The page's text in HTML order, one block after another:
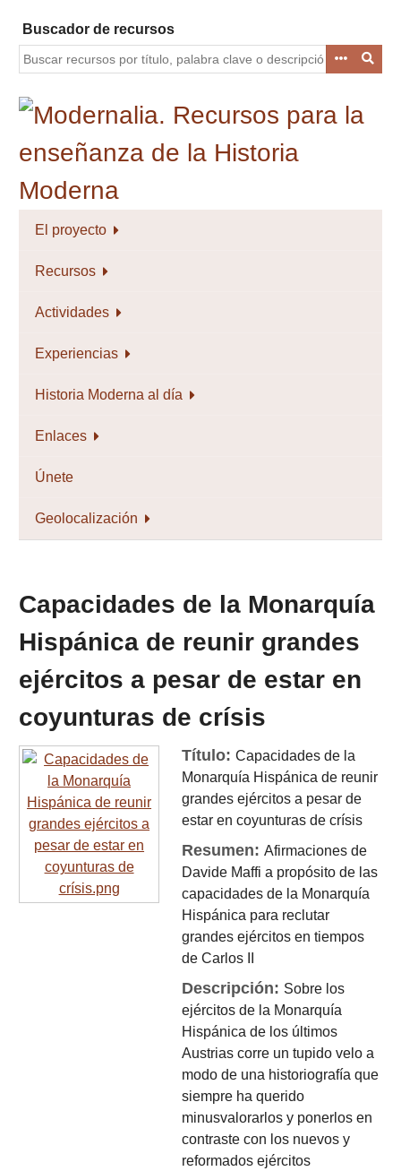
contenido
principal
Buscador de recursos
El proyecto
Recursos
Actividades
Experiencias
Historia Moderna al día
Enlaces
Únete
Geolocalización
Capacidades de la Monarquía
Hispánica de reunir grandes
ejércitos a pesar de estar en
coyunturas de crísis
Título:Capacidades de la
Monarquía Hispánica de reunir
grandes ejércitos a pesar de
estar en coyunturas de crísis
Resumen:Afirmaciones de
Davide Maffi a propósito de las
capacidades de la Monarquía
Hispánica para reclutar
grandes ejércitos en tiempos
de Carlos II
Descripción: Sobre los
ejércitos de la Monarquía
Hispánica de los últimos
Austrias corre un tupido velo a
modo de una historiografía que
siempre ha querido
minusvalorarlos y ponerlos en
contraste con los nuevos y
reformados ejércitos